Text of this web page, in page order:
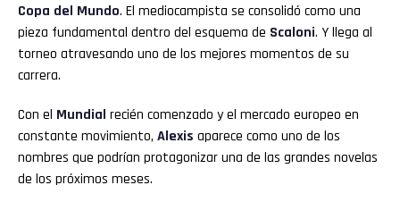
Copa del Mundo. El mediocampista se consolidó como una
pieza fundamental dentro del esquema de Scaloni. Y llega al
torneo atravesando uno de los mejores momentos de su
carrera.
Con el Mundial recién comenzado y el mercado europeo en
constante movimiento, Alexis aparece como uno de los
nombres que podrían protagonizar una de las grandes novelas
de los próximos meses.